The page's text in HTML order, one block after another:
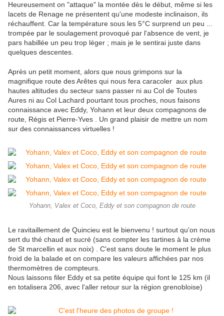
Heureusement on "attaque" la montée dès le début, même si les
lacets de Renage ne présentent qu'une modeste inclinaison, ils
réchauffent. Car la température sous les 5°C surprend un peu ...
trompée par le soulagement provoqué par l'absence de vent, je
pars habillée un peu trop léger ; mais je le sentirai juste dans
quelques descentes.
Après un petit moment, alors que nous grimpons sur la
magnifique route des Arêtes qui nous fera caracoler aux plus
hautes altitudes du secteur sans passer ni au Col de Toutes
Aures ni au Col Lachard pourtant tous proches, nous faisons
connaissance avec Eddy, Yohann et leur deux compagnons de
route, Régis et Pierre-Yves . Un grand plaisir de mettre un nom
sur des connaissances virtuelles !
Yohann, Valex et Coco, Eddy et son compagnon de route
Le ravitaillement de Quincieu est le bienvenu ! surtout qu'on nous
sert du thé chaud et sucré (sans compter les tartines à la crème
de St marcellin et aux noix) . C'est sans doute le moment le plus
froid de la balade et on compare les valeurs affichées par nos
thermomètres de compteurs.
Nous laissons filer Eddy et sa petite équipe qui font le 125 km (il
en totalisera 206, avec l'aller retour sur la région grenobloise)